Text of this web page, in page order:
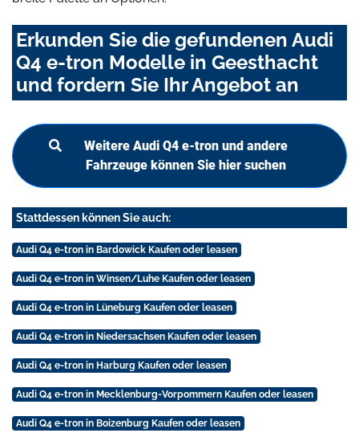
Erkunden Sie die gefundenen Audi
Q4 e-tron Modelle in Geesthacht
und fordern Sie Ihr Angebot an
Weitere Audi Q4 e-tron und andere
Fahrzeuge können Sie hier suchen
Stattdessen können Sie auch:
Audi Q4 e-tron in Bardowick Kaufen oder leasen
Audi Q4 e-tron in Winsen/Luhe Kaufen oder leasen
Audi Q4 e-tron in Lüneburg Kaufen oder leasen
Audi Q4 e-tron in Niedersachsen Kaufen oder leasen
Audi Q4 e-tron in Harburg Kaufen oder leasen
Audi Q4 e-tron in Mecklenburg-Vorpommern Kaufen oder leasen
Audi Q4 e-tron in Boizenburg Kaufen oder leasen